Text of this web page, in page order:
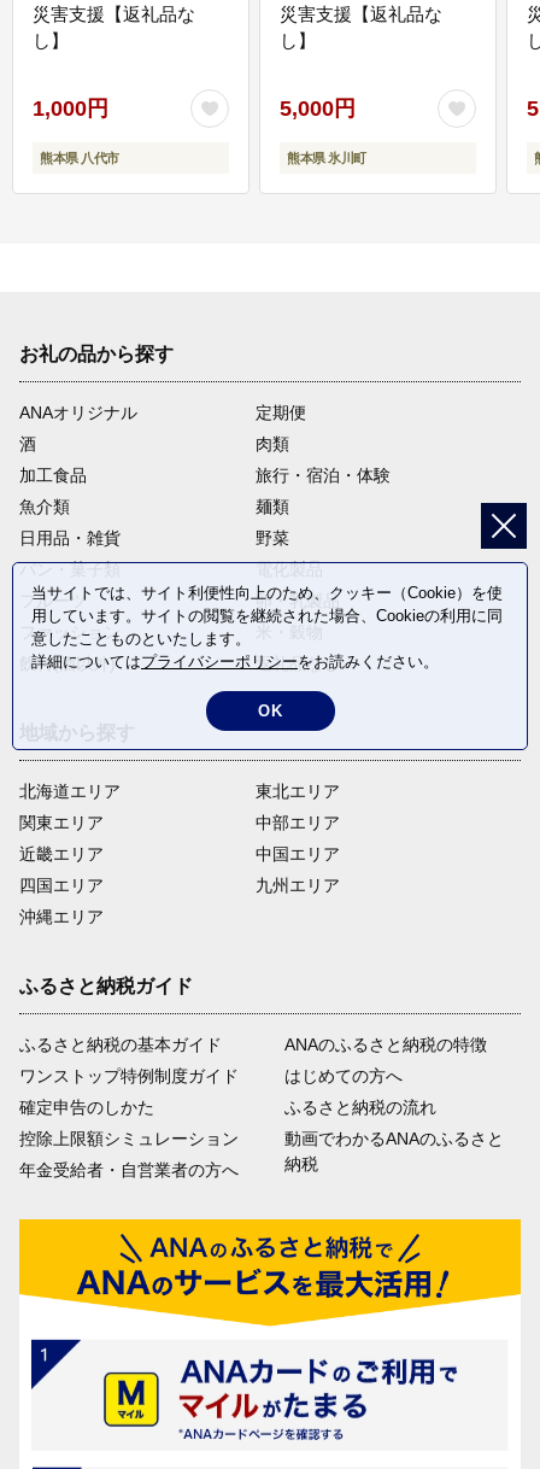
災害支援【返礼品な
し】
1,000円
熊本県 八代市
災害支援【返礼品な
し】
5,000円
熊本県 氷川町
お礼の品から探す
ANAオリジナル
定期便
酒
肉類
加工食品
旅行・宿泊・体験
魚介類
麺類
日用品・雑貨
野菜
パン・菓子類
電化製品
フルーツ
卵・乳製品
ファッション
飲料(酒以外)
返礼品なし
北海道エリア
関東エリア
近畿エリア
四国エリア
沖縄エリア
東北エリア
中部エリア
中国エリア
九州エリア
ふるさと納税ガイド
ふるさと納税の基本ガイド
ワンストップ特例制度ガイド
確定申告のしかた
控除上限額シミュレーション
年金受給者・自営業者の方へ
ANAのふるさと納税の特徴
はじめての方へ
ふるさと納税の流れ
動画でわかるANAのふるさと
納税
当サイトでは、サイト利便性向上のため、クッキー（Cookie）を使
用しています。サイトの閲覧を継続された場合、Cookieの利用に同
意したことものといたします。
詳細についてはプライバシーポリシーをお読みください。
OK